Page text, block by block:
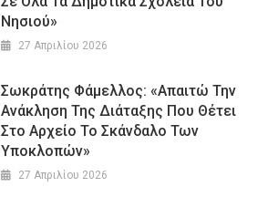
Νησιού»
27 Απριλίου 2026
Σωκράτης Φάμελλος: «Απαιτώ Την
Ανάκληση Της Διάταξης Που Θέτει
Στο Αρχείο Το Σκάνδαλο Των
Υποκλοπών»
27 Απριλίου 2026